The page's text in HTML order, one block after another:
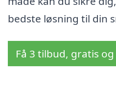
bedste løsning til din
Få 3 tilbud, gratis